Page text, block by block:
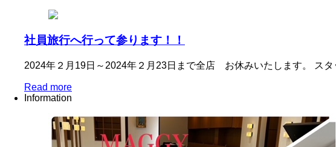
社員旅行へ行って参ります！！
2024年２月19日～2024年２月23日まで全店 お休みいたします。 ス
Read more
Information